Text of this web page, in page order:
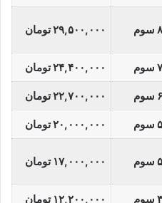
۲۹,۵۰۰,۰۰۰ تومان
۲۴,۴۰۰,۰۰۰ تومان
۲۲,۷۰۰,۰۰۰ تومان
۲۰,۰۰۰,۰۰۰ تومان
۱۷,۰۰۰,۰۰۰ تومان
۱۲,۲۰۰,۰۰۰ تومان